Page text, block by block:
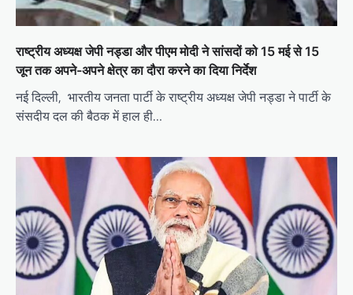
राष्ट्रीय अध्यक्ष जेपी नड्डा और पीएम मोदी ने सांसदों को 15 मई से 15
जून तक अपने-अपने क्षेत्र का दौरा करने का दिया निर्देश
नई दिल्ली, भारतीय जनता पार्टी के राष्ट्रीय अध्यक्ष जेपी नड्डा ने पार्टी के
संसदीय दल की बैठक में हाल ही…